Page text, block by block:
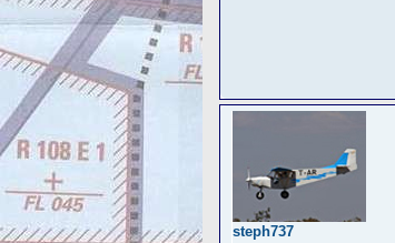
steph737